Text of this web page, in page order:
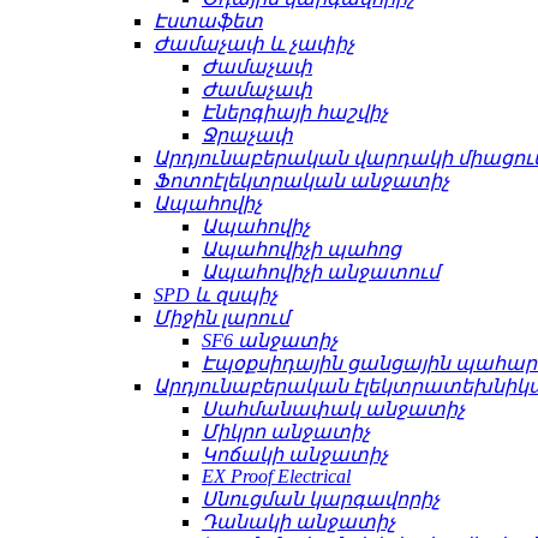
Էստաֆետ
Ժամաչափ և չափիչ
Ժամաչափ
Ժամաչափ
Էներգիայի հաշվիչ
Ջրաչափ
Արդյունաբերական վարդակի
Ֆոտոէլեկտրական անջատիչ
Ապահովիչ
Ապահովիչ
Ապահովիչի պահոց
Ապահովիչի անջատում
SPD և զսպիչ
Միջին լարում
SF6 անջատիչ
Էպօքսիդային ցանցային
Արդյունաբերական
Սահմանափակ անջատիչ
Միկրո անջատիչ
Կոճակի անջատիչ
EX Proof Electrical
Սնուցման կարգավորիչ
Դանակի անջատիչ